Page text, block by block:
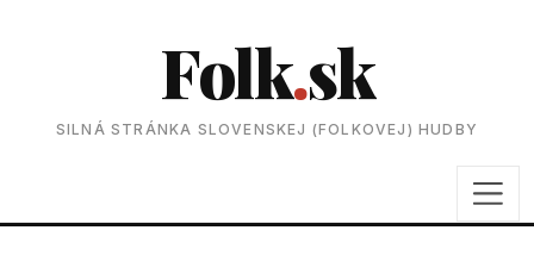
Folk.sk
SILNÁ STRÁNKA SLOVENSKEJ (FOLKOVEJ) HUDBY